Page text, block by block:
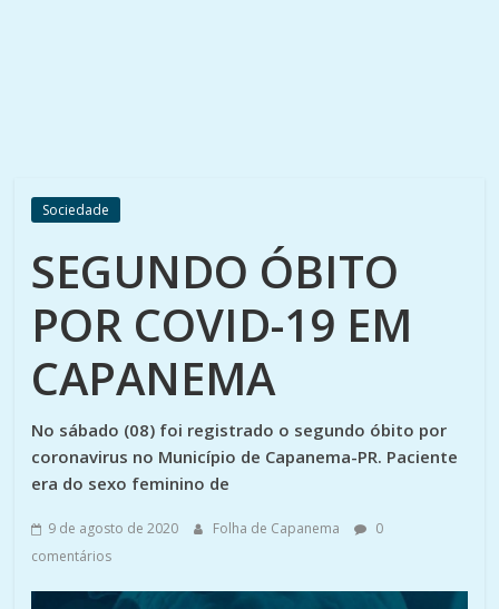
Sociedade
SEGUNDO ÓBITO
POR COVID-19 EM
CAPANEMA
No sábado (08) foi registrado o segundo óbito por
coronavirus no Município de Capanema-PR. Paciente
era do sexo feminino de
9 de agosto de 2020 Folha de Capanema
0
comentários